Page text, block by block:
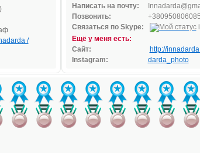
/
Написать на почту:
Innadarda
Позвонить:
+380950806085
Связаться по Skype:
Ещё у меня есть:
Сайт:
http://
Instagram:
darda_photo